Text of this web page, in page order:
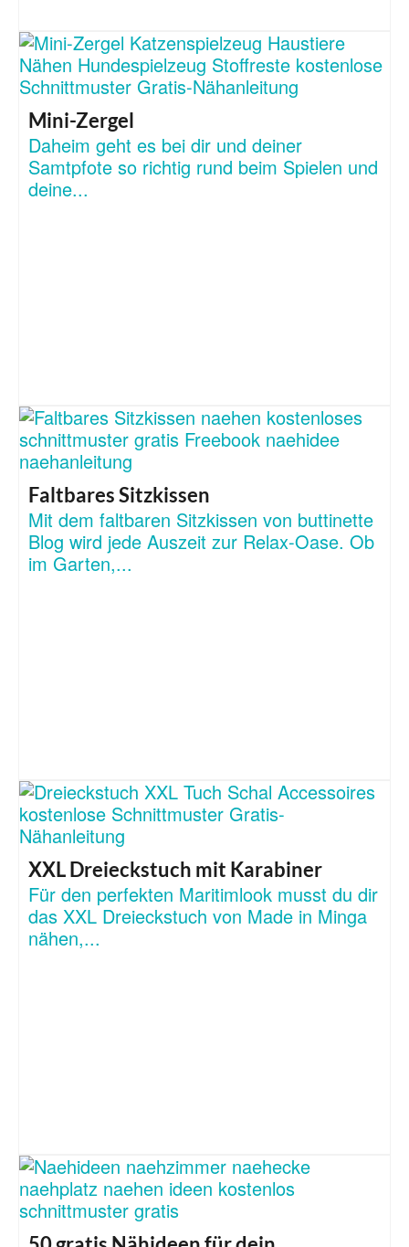
Mini-Zergel
Daheim geht es bei dir und deiner
Samtpfote so richtig rund beim Spielen und
deine...
Faltbares Sitzkissen
Mit dem faltbaren Sitzkissen von buttinette
Blog wird jede Auszeit zur Relax-Oase. Ob
im Garten,...
XXL Dreieckstuch mit Karabiner
Für den perfekten Maritimlook musst du dir
das XXL Dreieckstuch von Made in Minga
nähen,...